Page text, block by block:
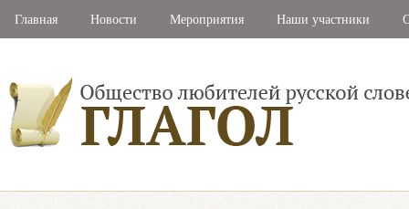
Главная Новости Мероприятия Наши участники